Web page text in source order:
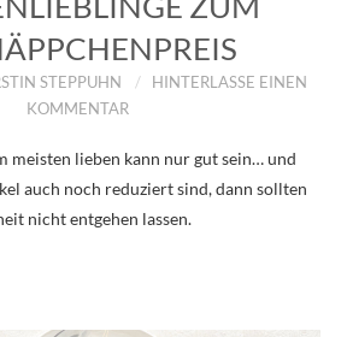
STEPPUHN
HINTERLASSE EINEN
KOMMENTAR
meisten lieben kann nur gut sein… und
auch noch reduziert sind, dann sollten
nicht entgehen lassen.